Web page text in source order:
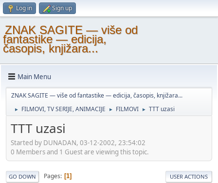
Log in Sign up
ZNAK SAGITE — više od
fantastike — edicija,
časopis, knjižara...
Main Menu
ZNAK SAGITE — više od fantastike — edicija, časopis, knjižara...
► FILMOVI, TV SERIJE, ANIMACIJE ► FILMOVI ► TTT uzasi
TTT uzasi
Started by DUNADAN, 03-12-2002, 23:54:02
0 Members and 1 Guest are viewing this topic.
GO DOWN Pages 1 USER ACTIONS